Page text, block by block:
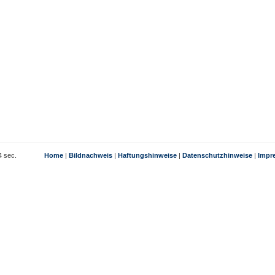
sec. Home| Bildnachweis| Haftungshinweise| Datenschutzhinweise|